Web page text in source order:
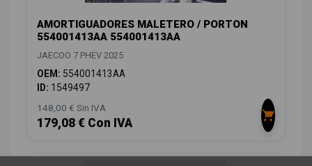
AMORTIGUADORES MALETERO / PORTON
554001413AA 554001413AA
JAECOO 7 PHEV 2025
OEM: 554001413AA
ID: 1549497
148,00 € Sin IVA
179,08 € Con IVA